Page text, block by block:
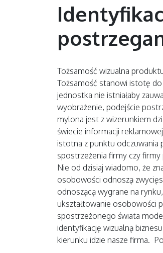
Tożsamość wizualna
Tożsamość stanowi istotę do
jednostka nie istniałaby
wyobrażenie, podejście
mylona jest z wizerunkiem
świecie informacji
istotna z punktu odczuwania
spostrzeżenia firmy czy
Nie od dzisiaj wiadomo, że
osobowości odnoszą
odnoszącą wygrane na
ukształtowanie osobowości
spostrzeżonego świata
identyfikację wizualną
kierunku idzie nasze firma.